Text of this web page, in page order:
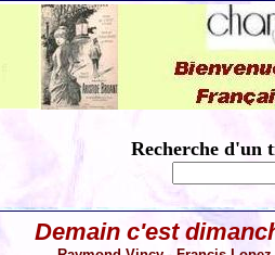
Recherche d'un
Demain c'est